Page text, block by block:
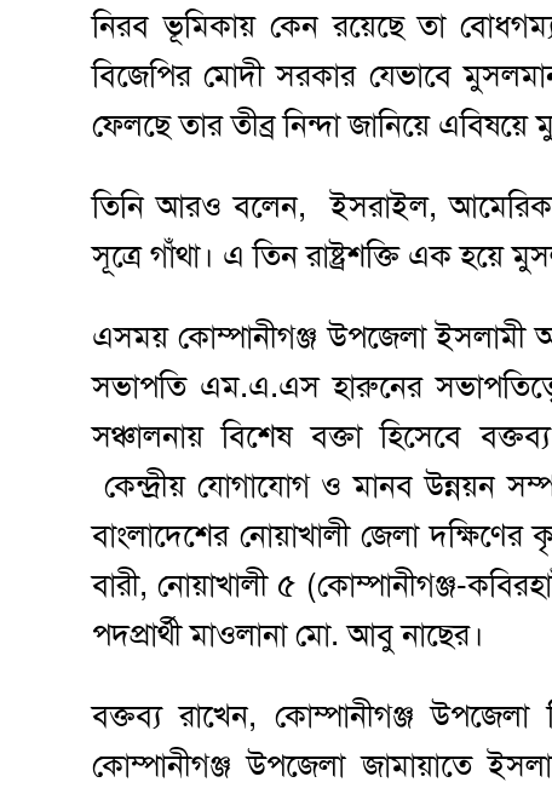
নিরব ভূমিকায় কেন রয়েছে তা
বিজেপির মোদী সরকার যেভাবে
ফেলছে তার তীব্র নিন্দা জানিয়ে
তিনি আরও বলেন, ইসরাইল,
সূত্রে গাঁথা। এ তিন রাষ্ট্রশক্তি এক হয়ে
এসময় কোম্পানীগঞ্জ উপজেলা ইসলামী
সভাপতি এম.এ.এস হারুনের
সঞ্চালনায় বিশেষ বক্তা হিসেবে
কেন্দ্রীয় যোগাযোগ ও মানব উন্নয়ন
বাংলাদেশের নোয়াখালী জেলা
বারী, নোয়াখালী ৫ (কোম্পানীগঞ্জ-
পদপ্রার্থী মাওলানা মো. আবু নাছের।
বক্তব্য রাখেন, কোম্পানীগঞ্জ
কোম্পানীগঞ্জ উপজেলা জামায়াতে